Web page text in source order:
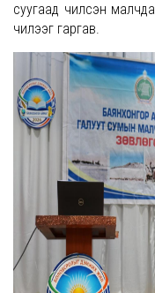
суугаад чилсэн
чилээг гаргав.